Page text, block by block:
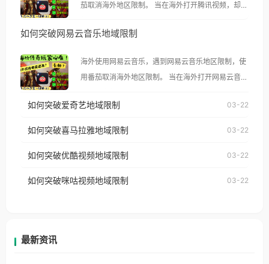
茄取消海外地区限制。 当在海外打开腾讯视频，却突
示语。 海外用户如香港、澳门、台湾、美国、加拿
像其他音乐平台一样，出现地区及版权限制问题，且
仅能在中国大陆地区播放。 遇到这个问题的朋友们，
使用番茄回国加速器，即可解决「海外用户收听腾讯
台湾、美国、加拿大、澳大利亚、欧洲等国家和地区
权限制所困扰。
如何突破网易云音乐地域限制
海外使用网易云音乐，遇到网易云音乐地区限制，使
用番茄取消海外地区限制。 当在海外打开网易云音
播放”的提示语。 海外用户如香港、澳门、台湾、美
国、加拿大、澳大利亚、欧洲等国家和地区时，网易
制问题，且仅能在中国大陆地区播放。 遇到这个问题
户收听网易云音乐地区版权限制」的问题，无论人在
如何突破爱奇艺地域限制 03-22
如何突破喜马拉雅地域限制 03-22
如何突破优酷视频地域限制 03-22
如何突破咪咕视频地域限制 03-22
最新资讯